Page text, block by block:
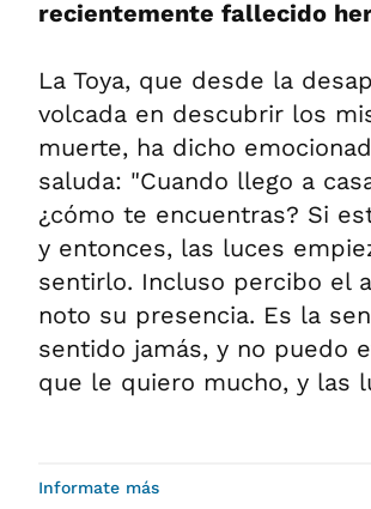
recientemente fallecido
La Toya, que desde la
volcada en descubrir los
muerte, ha dicho
saluda: "Cuando llego a
¿cómo te encuentras? Si
y entonces, las luces
sentirlo. Incluso percibo el
noto su presencia. Es la
sentido jamás, y no puedo
que le quiero mucho, y las
Informate más